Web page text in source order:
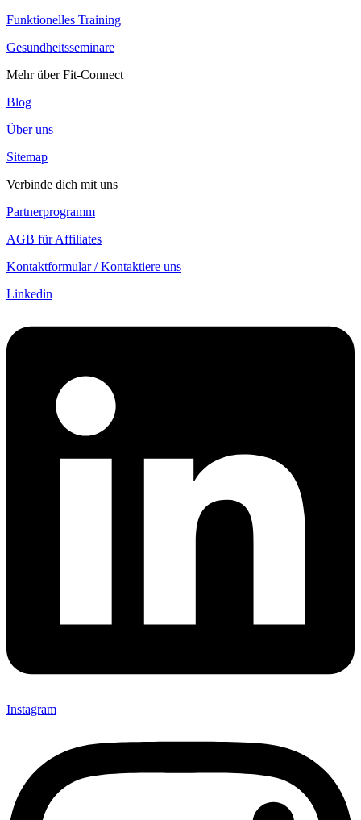
Funktionelles Training
Gesundheitsseminare
Mehr über Fit-Connect
Blog
Über uns
Sitemap
Verbinde dich mit uns
Partnerprogramm
AGB für Affiliates
Kontaktformular / Kontaktiere uns
Linkedin
Instagram